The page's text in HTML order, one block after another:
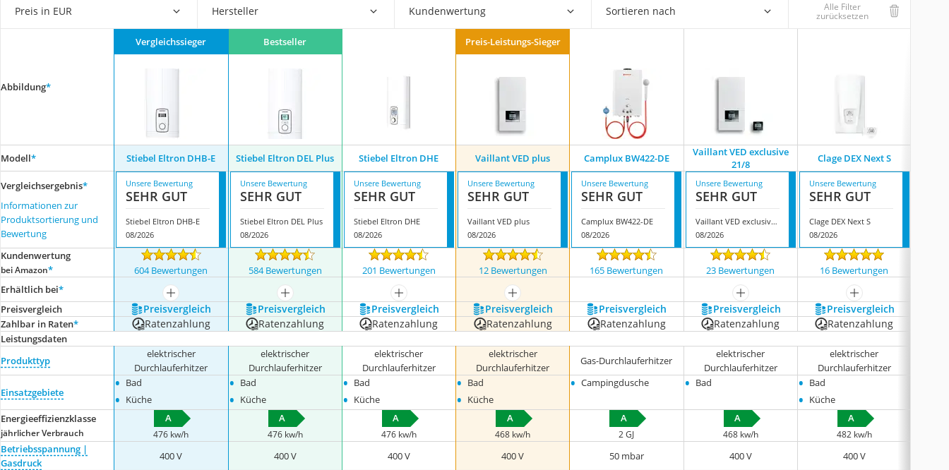
Preis in EUR Hersteller Kundenwertung Sortieren nach Alle Filter
zurücksetzen
Abbildung*
Vergleichssieger Bestseller Preis-Leistungs-Sieger
Modell* Stiebel Eltron DHB-E Stiebel Eltron DEL Plus Stiebel Eltron DHE Vaillant VED plus Camplux BW422-DE
Vaillant VED exclusive
21/8
Clage DEX Next S
Vergleichsergebnis*
Informationen zur
Produktsortierung und
Bewertung
Unsere Bewertung
SEHR GUT
Stiebel Eltron DHB-E
08/2026
Unsere Bewertung
SEHR GUT
Stiebel Eltron DEL Plus
08/2026
Unsere Bewertung
SEHR GUT
Stiebel Eltron DHE
08/2026
Unsere Bewertung
SEHR GUT
Vaillant VED plus
08/2026
Unsere Bewertung
SEHR GUT
Camplux BW422-DE
08/2026
Unsere Bewertung
SEHR GUT
Vaillant VED exclusive 21/8
08/2026
Unsere Bewertung
SEHR GUT
Clage DEX Next S
08/2026
Kundenwertung
bei Amazon* 604 Bewertungen 584 Bewertungen 201 Bewertungen 12 Bewertungen 165 Bewertungen 23 Bewertungen 16 Bewertungen
Erhältlich bei*
mehr anzeigen mehr anzeigen mehr anzeigen mehr anzeigen mehr anzeigen
mehr anzeigen
Preis­vergleich
Preis­vergleich Preis­vergleich Preis­vergleich Preis­vergleich Preis­vergleich Preis­vergleich Preis­vergleich
Zahlbar in Raten* Ratenzahlung Ratenzahlung Ratenzahlung Ratenzahlung Ratenzahlung Ratenzahlung Ratenzahlung
Leistungsdaten
Produkttyp
elektrischer
Durchlauferhitzer
elektrischer
Durchlauferhitzer
elektrischer
Durchlauferhitzer
elektrischer
Durchlauferhitzer
Gas-Durchlauferhitzer
elektrischer
Durchlauferhitzer
elektrischer
Durchlauferhitzer
Einsatzgebiete
• Bad
• Küche
• Bad
• Küche
• Bad
• Küche
• Bad
• Küche
• Campingdusche • Bad • Bad
• Küche
Energieeffizienzklasse
jährlicher Verbrauch
A
476 kw/h
A
476 kw/h
A
476 kw/h
A
468 kw/h
A
2 GJ
A
468 kw/h
A
482 kw/h
Betriebsspannung |
Gasdruck
400 V 400 V ‎400 V 400 V 50 mbar 400 V
‎400 V